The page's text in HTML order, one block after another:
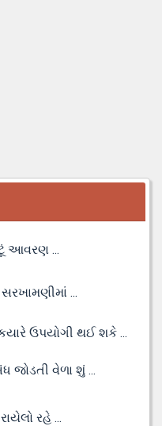
આવરણ ...
...
ઉપયોગી થઈ શકે ...
જોડતી વેળા શું ...
રહે ...